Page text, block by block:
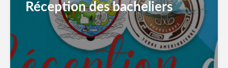
Réception des bacheliers